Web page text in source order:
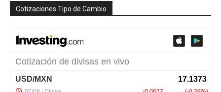
Cotizaciones Tipo de Cambio